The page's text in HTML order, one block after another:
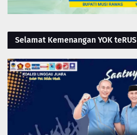
Selamat Kemenangan YOK teRUS